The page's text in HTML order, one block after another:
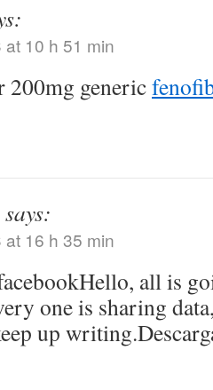
10 h 51 min
generic
says:
16 h 35 min
all is
one is sharing
up